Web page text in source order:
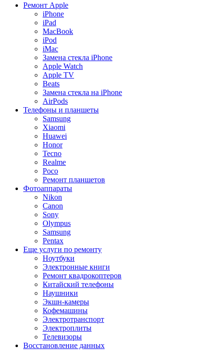
Ремонт Apple
iPhone
iPad
MacBook
iPod
iMac
Замена стекла iPhone
Apple Watch
Apple TV
Beats
Замена стекла на iPhone
AirPods
Телефоны и планшеты
Samsung
Xiaomi
Huawei
Honor
Tecno
Realme
Poco
Ремонт планшетов
Фотоаппараты
Nikon
Canon
Sony
Olympus
Samsung
Pentax
Еще услуги по ремонту
Ноутбуки
Электронные книги
Ремонт квадрокоптеров
Китайский телефоны
Наушники
Экшн-камеры
Кофемашины
Электротранспорт
Электроплиты
Телевизоры
Восстановление данных